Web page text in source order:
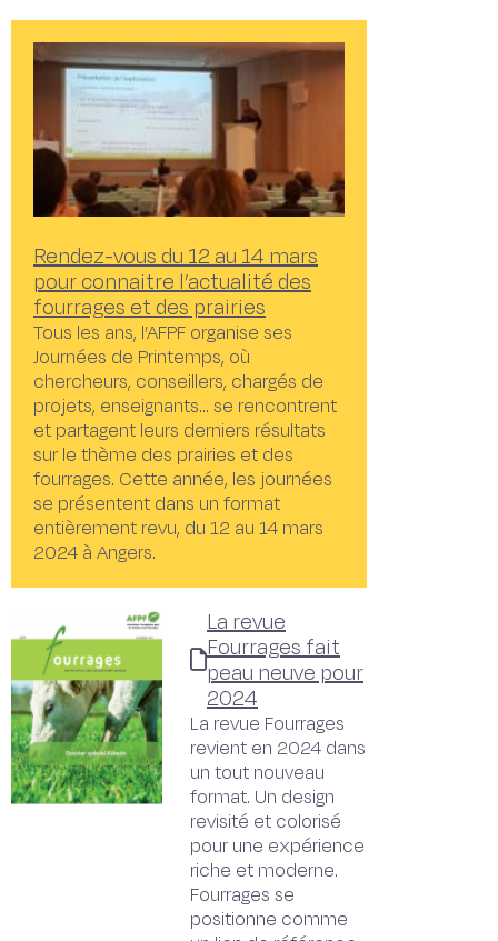
Rendez-vous du 12 au 14 mars
pour connaitre l’actualité des
fourrages et des prairies
Tous les ans, l’AFPF organise ses
Journées de Printemps, où
chercheurs, conseillers, chargés de
projets, enseignants… se rencontrent
et partagent leurs derniers résultats
sur le thème des prairies et des
fourrages. Cette année, les journées
se présentent dans un format
entièrement revu, du 12 au 14 mars
2024 à Angers.
La revue
Fourrages fait
peau neuve pour
2024
La revue Fourrages
revient en 2024 dans
un tout nouveau
format. Un design
revisité et colorisé
pour une expérience
riche et moderne.
Fourrages se
positionne comme